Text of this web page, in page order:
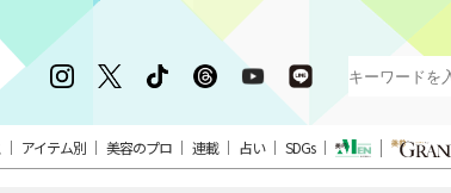
アイテム別 美容のプロ 連載 占い SDGs